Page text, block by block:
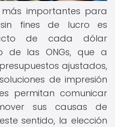
importantes para
fines de lucro es
de cada dólar
de las ONGs, que a
ajustados,
de impresión
permitan comunicar
sus causas de
sentido, la elección